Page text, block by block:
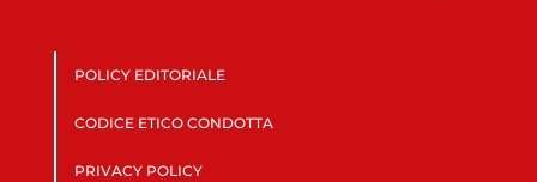
POLICY EDITORIALE
CODICE ETICO CONDOTTA
PRIVACY POLICY